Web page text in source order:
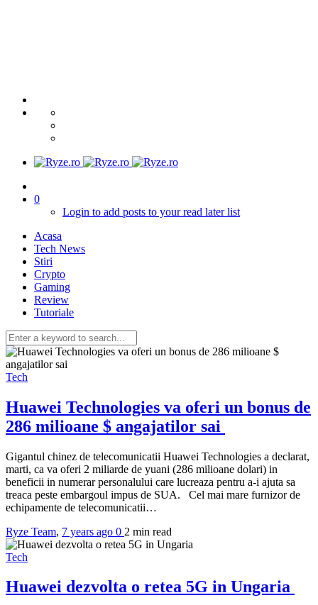
0
Login to add posts to your read later list
Acasa
Tech News
Stiri
Crypto
Gaming
Review
Tutoriale
Tech
Huawei Technologies va oferi un bonus de
286 milioane $ angajatilor sai
Gigantul chinez de telecomunicatii Huawei Technologies a declarat,
marti, ca va oferi 2 miliarde de yuani (286 milioane dolari) in
beneficii in numerar personalului care lucreaza pentru a-i ajuta sa
treaca peste embargoul impus de SUA. Cel mai mare furnizor de
echipamente de telecomunicatii…
Ryze Team, 7 years ago 0 2 min read
Tech
Huawei dezvolta o retea 5G in Ungaria